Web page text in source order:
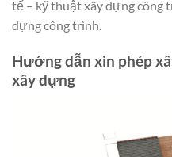
tế – kỹ thuật xây dựng công
dựng công trình.
Hướng dẫn xin phép
xây dựng